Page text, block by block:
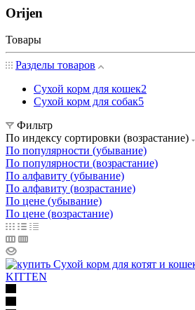
Orijen
Товары
Разделы товаров
Сухой корм для кошек2
Сухой корм для собак5
Фильтр
По индексу сортировки (возрастание)
По популярности (убывание)
По популярности (возрастание)
По алфавиту (убывание)
По алфавиту (возрастание)
По цене (убывание)
По цене (возрастание)